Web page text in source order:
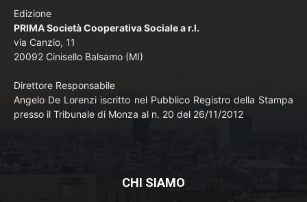
Edizione
PRIMA Società Cooperativa Sociale a r.l.
via Canzio, 11
20092 Cinisello Balsamo (MI)
Direttore Responsabile
Angelo De Lorenzi iscritto nel Pubblico Registro della Stampa
presso il Tribunale di Monza al n. 20 del 26/11/2012
CHI SIAMO